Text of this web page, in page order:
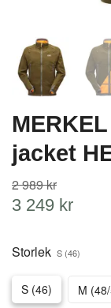
jacket
2 989 kr
3 249 kr
Storlek S (46)
S (46) M